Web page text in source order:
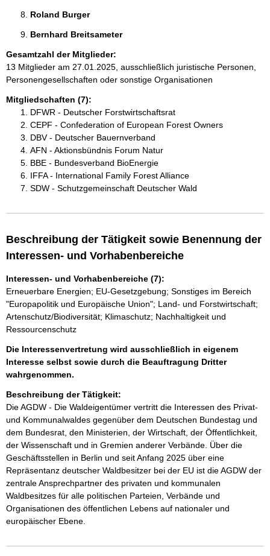
Roland Burger
Bernhard Breitsameter
Gesamtzahl der Mitglieder:
13 Mitglieder am 27.01.2025, ausschließlich juristische Personen,
Personengesellschaften oder sonstige Organisationen
Mitgliedschaften (7):
DFWR - Deutscher Forstwirtschaftsrat
CEPF - Confederation of European Forest Owners
DBV - Deutscher Bauernverband
AFN - Aktionsbündnis Forum Natur
BBE - Bundesverband BioEnergie
IFFA - International Family Forest Alliance
SDW - Schutzgemeinschaft Deutscher Wald
Beschreibung der Tätigkeit sowie Benennung der
Interessen- und Vorhabenbereiche
Interessen- und Vorhabenbereiche (7):
Erneuerbare Energien; EU-Gesetzgebung; Sonstiges im Bereich
"Europapolitik und Europäische Union"; Land- und Forstwirtschaft;
Artenschutz/Biodiversität; Klimaschutz; Nachhaltigkeit und
Ressourcenschutz
Die Interessenvertretung wird ausschließlich in eigenem
Interesse selbst sowie durch die Beauftragung Dritter
wahrgenommen.
Beschreibung der Tätigkeit:
Die AGDW - Die Waldeigentümer vertritt die Interessen des Privat-
und Kommunalwaldes gegenüber dem Deutschen Bundestag und
dem Bundesrat, den Ministerien, der Wirtschaft, der Öffentlichkeit,
der Wissenschaft und in Gremien anderer Verbände. Über die
Geschäftsstellen in Berlin und seit Anfang 2025 über eine
Repräsentanz deutscher Waldbesitzer bei der EU ist die AGDW der
zentrale Ansprechpartner des privaten und kommunalen
Waldbesitzes für alle politischen Parteien, Verbände und
Organisationen des öffentlichen Lebens auf nationaler und
europäischer Ebene.